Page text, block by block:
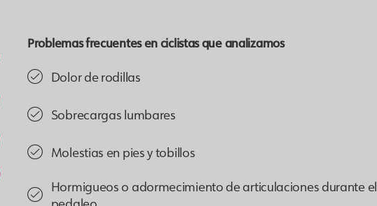
Problemas frecuentes en ciclistas que analizamos
Dolor de rodillas
Sobrecargas lumbares
Molestias en pies y tobillos
Hormigueos o adormecimiento de articulaciones durante el